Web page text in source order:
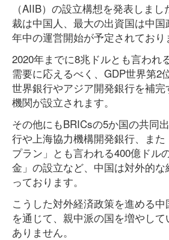
（AIIB）の設立構想を発表しま
裁は中国人、最大の出資国は中
年中の運営開始が予定されており
2020年までに8兆ドルとも言われ
需要に応えるべく、GDP世界第2
世界銀行やアジア開発銀行を補
機関が設立されます。
その他にもBRICsの5か国の共同
行や上海協力機構開発銀行、ま
プラン」とも言われる400億ドル
金」の設立など、中国は対外的
っております。
こうした対外経済政策を進める
を通じて、親中派の国を増やし
ありません。